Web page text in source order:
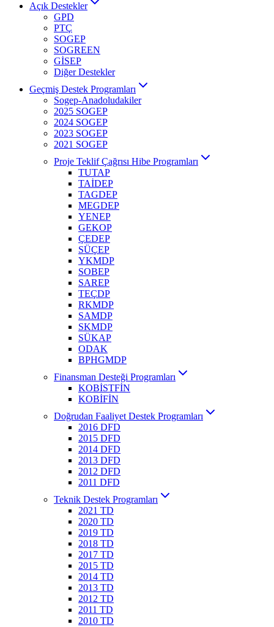
Açık Destekler
GPD
PTÇ
SOGEP
SOGREEN
GİSEP
Diğer Destekler
Geçmiş Destek Programları
Sogep-Anadoludakiler
2025 SOGEP
2024 SOGEP
2023 SOGEP
2021 SOGEP
Proje Teklif Çağrısı Hibe Programları
TUTAP
TAİDEP
TAGDEP
MEGDEP
YENEP
GEKOP
ÇEDEP
SÜÇEP
YKMDP
SOBEP
SAREP
TEÇDP
RKMDP
SAMDP
SKMDP
SÜKAP
ODAK
BPHGMDP
Finansman Desteği Programları
KOBİSTFİN
KOBİFİN
Doğrudan Faaliyet Destek Programları
2016 DFD
2015 DFD
2014 DFD
2013 DFD
2012 DFD
2011 DFD
Teknik Destek Programları
2021 TD
2020 TD
2019 TD
2018 TD
2017 TD
2015 TD
2014 TD
2013 TD
2012 TD
2011 TD
2010 TD